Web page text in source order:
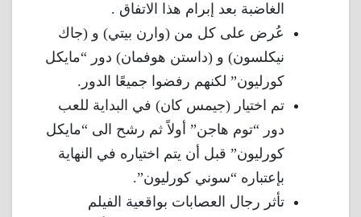
الغاضبة بعد إبرام هذا الاتفاق .
عُرض على كل من (وارن بيتي) و (جاك
نيكلسون) و (داستن هوفمان) دور “مايكل
كورليون” لكنهم رفضوا جميعًا الدور.
تم اختيار (جيمس كان) في البداية للعب
دور “توم هاجن” أولاً ثم رشح الى “مايكل
كورليون” قبل أن يتم اختياره في النهاية
بإعتباره “سوني كورليون”.
تأثر رجال العصابات بواقعية الفيلم